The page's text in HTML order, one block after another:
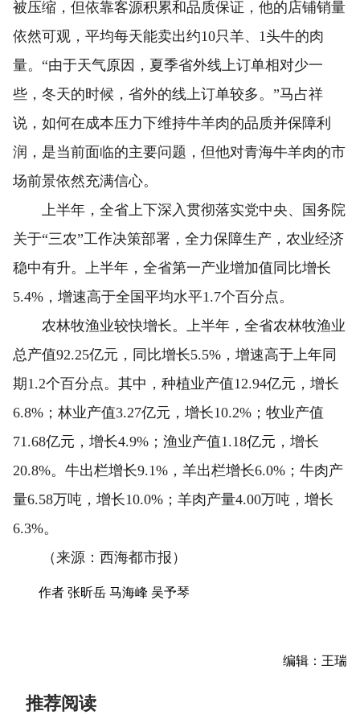
被压缩，但依靠客源积累和品质保证，他的店铺销量
依然可观，平均每天能卖出约10只羊、1头牛的肉
量。“由于天气原因，夏季省外线上订单相对少一
些，冬天的时候，省外的线上订单较多。”马占祥
说，如何在成本压力下维持牛羊肉的品质并保障利
润，是当前面临的主要问题，但他对青海牛羊肉的市
场前景依然充满信心。
上半年，全省上下深入贯彻落实党中央、国务院
关于“三农”工作决策部署，全力保障生产，农业经济
稳中有升。上半年，全省第一产业增加值同比增长
5.4%，增速高于全国平均水平1.7个百分点。
农林牧渔业较快增长。上半年，全省农林牧渔业
总产值92.25亿元，同比增长5.5%，增速高于上年同
期1.2个百分点。其中，种植业产值12.94亿元，增长
6.8%；林业产值3.27亿元，增长10.2%；牧业产值
71.68亿元，增长4.9%；渔业产值1.18亿元，增长
20.8%。牛出栏增长9.1%，羊出栏增长6.0%；牛肉产
量6.58万吨，增长10.0%；羊肉产量4.00万吨，增长
6.3%。
（来源：西海都市报）
作者 张昕岳 马海峰 吴予琴
编辑：王瑞
推荐阅读